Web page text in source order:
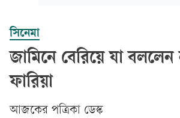
সিনেমা
জামিনে বেরিয়ে যা
ফারিয়া
আজকের পত্রিকা ডেস্ক­